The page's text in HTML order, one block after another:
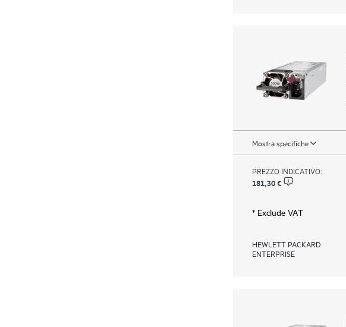
Mostra specifiche
PREZZO INDICATIVO:
181,30 €
* Exclude VAT
HEWLETT PACKARD
ENTERPRISE